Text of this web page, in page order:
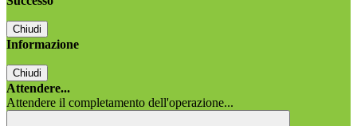
Chiudi
Informazione
Chiudi
Attendere...
Attendere il completamento dell'operazione...